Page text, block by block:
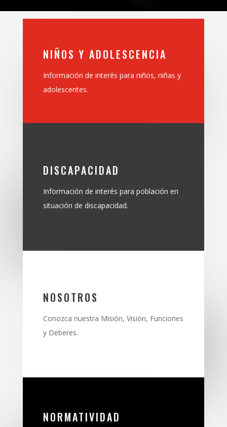
NIÑOS Y ADOLESCENCIA
Información de interés para niños, niñas y
adolescentes.
DISCAPACIDAD
Información de interés para población en
situación de discapacidad.
NOSOTROS
Conozca nuestra Misión, Visión, Funciones
y Deberes.
NORMATIVIDAD